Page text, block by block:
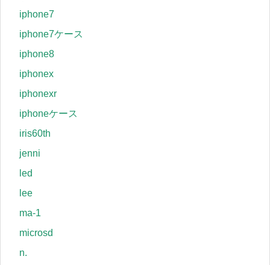
iphone7
iphone7ケース
iphone8
iphonex
iphonexr
iphoneケース
iris60th
jenni
led
lee
ma-1
microsd
n.